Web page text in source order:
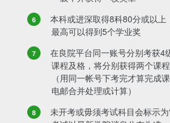
本科或进深取得8科80分或以上
最高可以得到5个学业奖
在良院平台同一账号分别考获4
课程及格，将分别获得两个课
（用同一帐号下考完才算完成
电邮合并处理或计算）
未开考或毋须考试科目会标示为